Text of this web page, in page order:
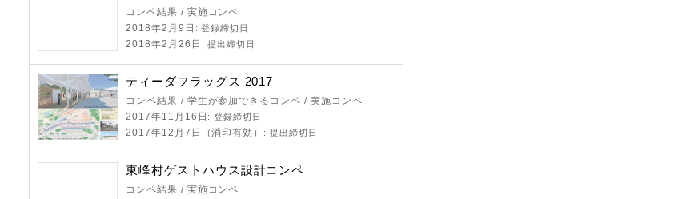
コンペ結果 / 実施コンペ
2018年2月9日 : 登録締切日
2018年2月26日 : 提出締切日
ティーダフラッグス 2017
コンペ結果 / 学生が参加できるコンペ / 実施コンペ
2017年11月16日 : 登録締切日
2017年12月7日（消印有効） : 提出締切日
東峰村ゲストハウス設計コンペ
コンペ結果 / 実施コンペ